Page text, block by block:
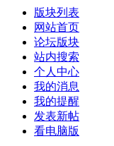
版块列表
网站首页
论坛版块
站内搜索
个人中心
我的消息
我的提醒
发表新帖
看电脑版